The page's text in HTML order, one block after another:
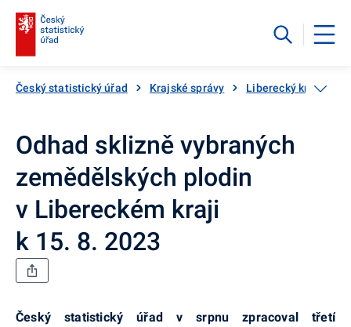
Český statistický úřad Krajské správy Liberecký kraj
Odhad sklizně vybraných
zemědělských plodin
v Libereckém kraji
k 15. 8. 2023
Český statistický úřad v srpnu zpracoval třetí